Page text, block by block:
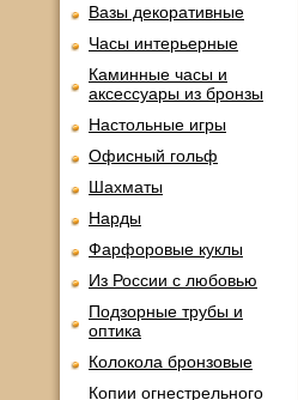
Вазы декоративные
Часы интерьерные
Каминные часы и
аксессуары из бронзы
Настольные игры
Офисный гольф
Шахматы
Нарды
Фарфоровые куклы
Из России с любовью
Подзорные трубы и
оптика
Колокола бронзовые
Копии огнестрельного